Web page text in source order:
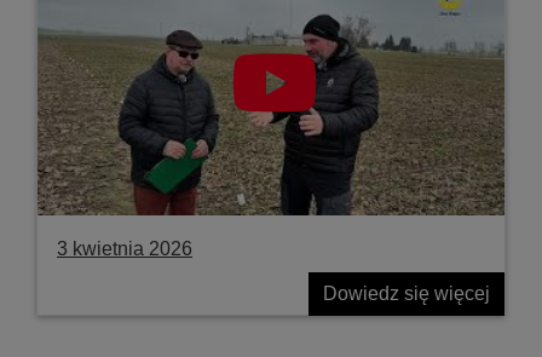
3 kwietnia 2026
Dowiedz się więcej